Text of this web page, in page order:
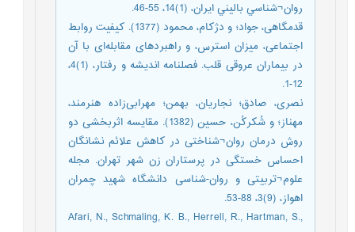
روان¬شناسي باليني ايران، (1)14، 55-46.
قدمگاهی، جواد؛ و دژکام، محمود (1377). کیفیت روابط
اجتماعی، میزان استرس، و راهبردهای مقابله‌ای با آن
در بیماران عروقی قلب. فصلنامه اندیشه و رفتار، (1)4،
12-1.
نصری، صادق؛ نجاریان، بهمن؛ مهرابی‌زاده هنرمند،
مهناز؛ و شُکرکُن، حسین (1382). مقایسه اثربخشی دو
روش درمان روان¬شناختی در کاهش علائم نشانگان
احساس خستگی در پرستاران زن شهر تهران. مجله
علوم¬تربیتی و روان-شناسی دانشگاه شهید چمران
اهواز، (9)3، 88-53.
Afari, N., Schmaling, K. B., Herrell, R., Hartman, S.,